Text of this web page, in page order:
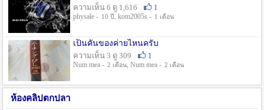
ความเห็น 6 ดู 1,616
1
physale - 10 ปี , kom2005s - 1 เดือน
เป็นคันของค่ายไหนครับ
ความเห็น 3 ดู 309
1
Num mea - 2 เดือน, Num mea - 2 เดือน
ห้องคลิปตกปลา